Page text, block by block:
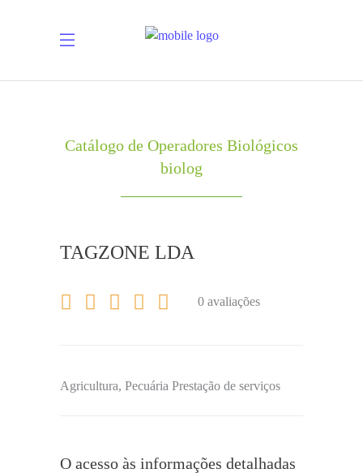
Catálogo de Operadores Biológicos
biolog
TAGZONE LDA
0 avaliações
Agricultura, Pecuária Prestação de serviços
O acesso às informações detalhadas